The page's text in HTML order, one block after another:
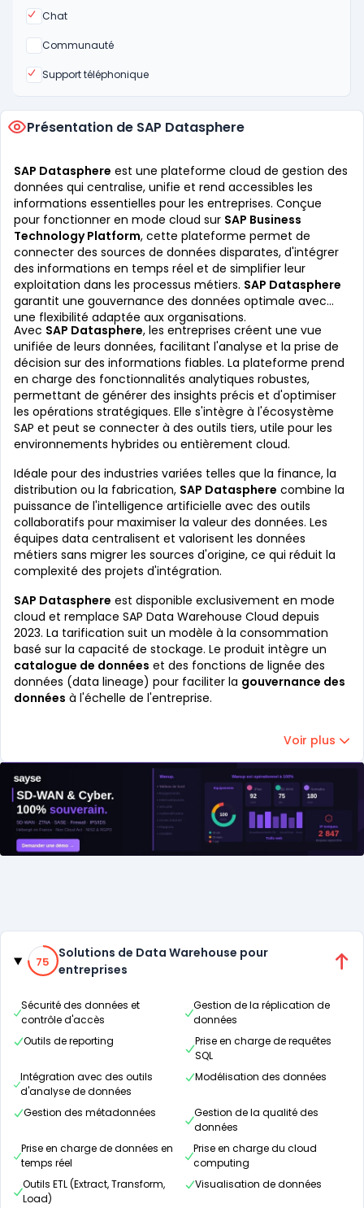
Chat
Oui
Communauté
Non
Support téléphonique
Oui
Présentation de SAP Datasphere
SAP Datasphere est une plateforme cloud de gestion des
données qui centralise, unifie et rend accessibles les
informations essentielles pour les entreprises. Conçue
pour fonctionner en mode cloud sur SAP Business
Technology Platform, cette plateforme permet de
connecter des sources de données disparates, d'intégrer
des informations en temps réel et de simplifier leur
exploitation dans les processus métiers. SAP Datasphere
garantit une gouvernance des données optimale avec
une flexibilité adaptée aux organisations.
Avec SAP Datasphere, les entreprises créent une vue
unifiée de leurs données, facilitant l'analyse et la prise de
décision sur des informations fiables. La plateforme prend
en charge des fonctionnalités analytiques robustes,
permettant de générer des insights précis et d'optimiser
les opérations stratégiques. Elle s'intègre à l'écosystème
SAP et peut se connecter à des outils tiers, utile pour les
environnements hybrides ou entièrement cloud.
Idéale pour des industries variées telles que la finance, la
distribution ou la fabrication, SAP Datasphere combine la
puissance de l'intelligence artificielle avec des outils
collaboratifs pour maximiser la valeur des données. Les
équipes data centralisent et valorisent les données
métiers sans migrer les sources d'origine, ce qui réduit la
complexité des projets d'intégration.
SAP Datasphere est disponible exclusivement en mode
cloud et remplace SAP Data Warehouse Cloud depuis
2023. La tarification suit un modèle à la consommation
basé sur la capacité de stockage. Le produit intègre un
catalogue de données et des fonctions de lignée des
données (data lineage) pour faciliter la gouvernance des
données à l'échelle de l'entreprise.
Voir plus
Catégories
75% de compatibilité
75
Solutions de Data Warehouse pour
entreprises
Sécurité des données et
contrôle d'accès
Gestion de la réplication de
données
Outils de reporting
Prise en charge de requêtes
SQL
Intégration avec des outils
d'analyse de données
Modélisation des données
Gestion des métadonnées
Gestion de la qualité des
données
Prise en charge de données en
temps réel
Prise en charge du cloud
computing
Outils ETL (Extract, Transform,
Load)
Visualisation de données